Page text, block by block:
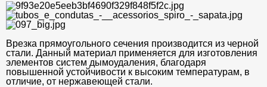
Врезка прямоугольного сечения производится из черной
стали. Данный материал применяется для изготовления
элементов систем дымоудаления, благодаря
повышенной устойчивости к высоким температурам, в
отличие, от нержавеющей стали.